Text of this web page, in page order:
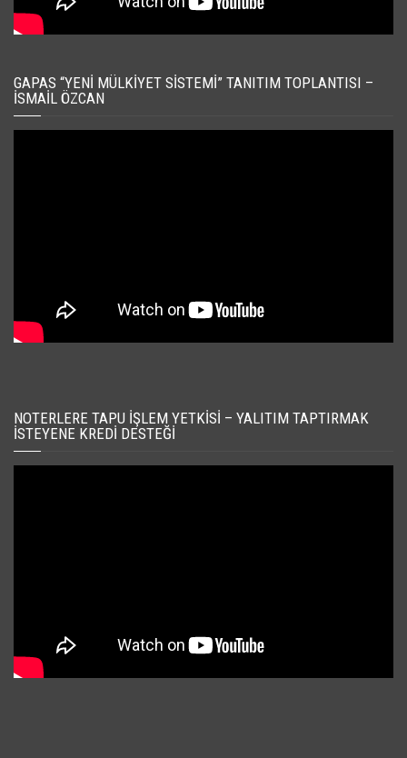
GAPAS “YENI MÜLKIYET SISTEMI” TANITIM TOPLANTISI –
İSMAIL ÖZCAN
NOTERLERE TAPU İŞLEM YETKISI – YALITIM TAPTIRMAK
İSTEYENE KREDI DESTEĞI